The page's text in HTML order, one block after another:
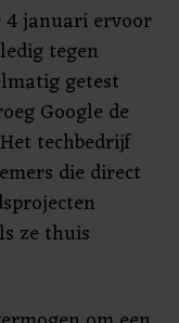
4 januari ervoor
tegen
getest
Google de
techbedrijf
die direct
ze thuis